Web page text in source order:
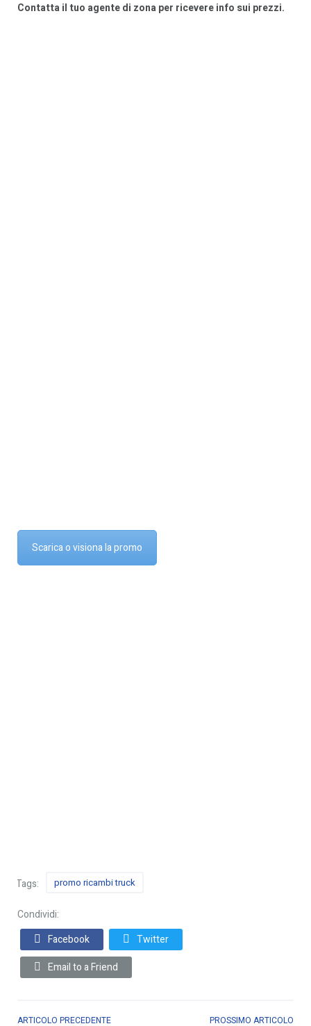
Contatta il tuo agente di zona per ricevere info sui prezzi.
Scarica o visiona la promo
Tags: promo ricambi truck
Condividi:
Facebook
Twitter
Email to a Friend
ARTICOLO PRECEDENTE PROSSIMO ARTICOLO